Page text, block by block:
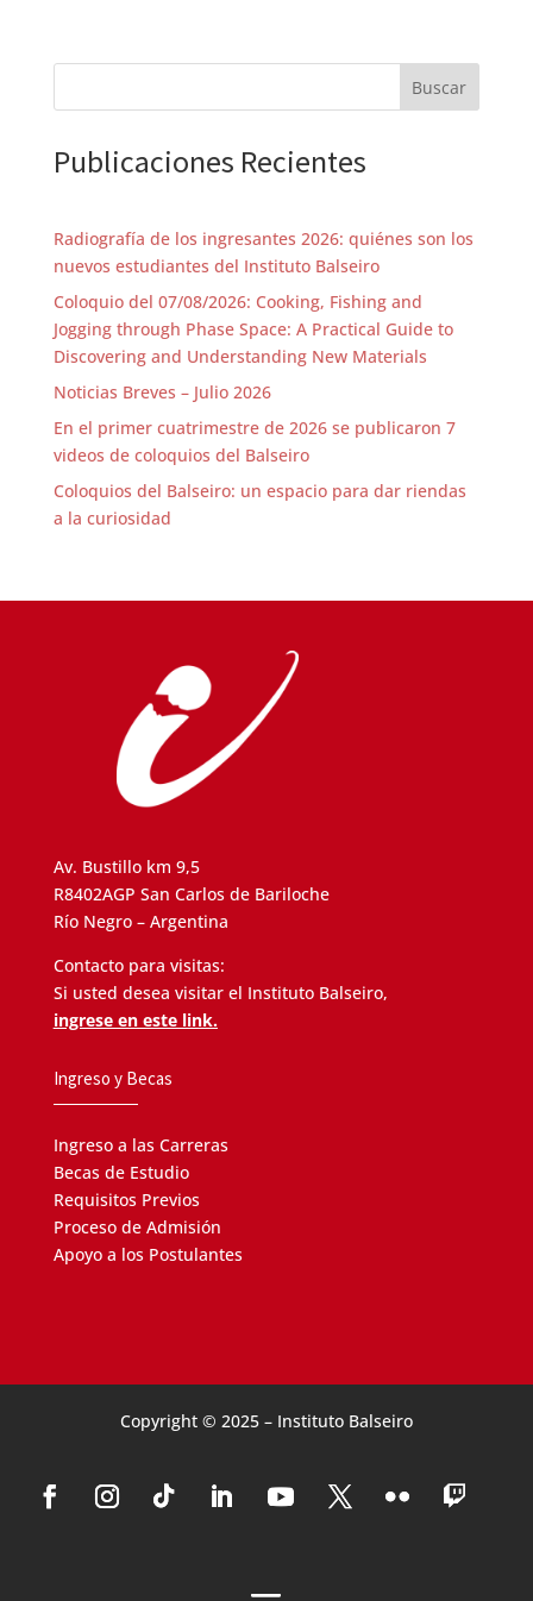
Buscar
Publicaciones Recientes
Radiografía de los ingresantes 2026: quiénes son los
nuevos estudiantes del Instituto Balseiro
Coloquio del 07/08/2026: Cooking, Fishing and
Jogging through Phase Space: A Practical Guide to
Discovering and Understanding New Materials
Noticias Breves – Julio 2026
En el primer cuatrimestre de 2026 se publicaron 7
videos de coloquios del Balseiro
Coloquios del Balseiro: un espacio para dar riendas
a la curiosidad
Av. Bustillo km 9,5
R8402AGP San Carlos de Bariloche
Río Negro – Argentina
Contacto para visitas:
Si usted desea visitar el Instituto Balseiro,
ingrese en este link.
Ingreso y Becas
Ingreso a las Carreras
Becas de Estudio
Requisitos Previos
Proceso de Admisión
Apoyo a los Postulantes
Copyright © 2025 – Instituto Balseiro